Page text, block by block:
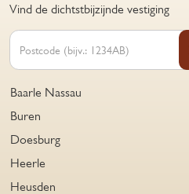
Vind de dichtstbijzijnde vestiging
Baarle Nassau
Buren
Doesburg
Heerle
Heusden